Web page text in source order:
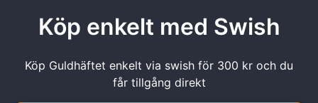
Köp enkelt med Swish
Köp Guldhäftet enkelt via swish för 300 kr och du
får tillgång direkt